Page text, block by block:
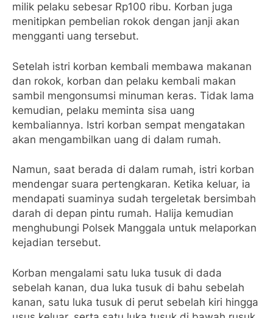
milik pelaku sebesar Rp100 ribu. Korban juga
menitipkan pembelian rokok dengan janji akan
mengganti uang tersebut.
Setelah istri korban kembali membawa makanan
dan rokok, korban dan pelaku kembali makan
sambil mengonsumsi minuman keras. Tidak lama
kemudian, pelaku meminta sisa uang
kembaliannya. Istri korban sempat mengatakan
akan mengambilkan uang di dalam rumah.
Namun, saat berada di dalam rumah, istri korban
mendengar suara pertengkaran. Ketika keluar, ia
mendapati suaminya sudah tergeletak bersimbah
darah di depan pintu rumah. Halija kemudian
menghubungi Polsek Manggala untuk melaporkan
kejadian tersebut.
Korban mengalami satu luka tusuk di dada
sebelah kanan, dua luka tusuk di bahu sebelah
kanan, satu luka tusuk di perut sebelah kiri hingga